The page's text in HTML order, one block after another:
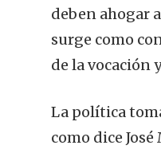
deben ahogar
surge como
de la vocación
La política
como dice